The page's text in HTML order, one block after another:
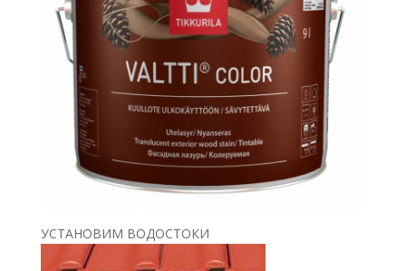
УСТАНОВИМ ВОДОСТОКИ